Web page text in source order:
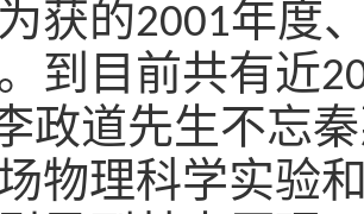
获的2001年度
到目前共有 近
政道先生不忘
物理科学实验